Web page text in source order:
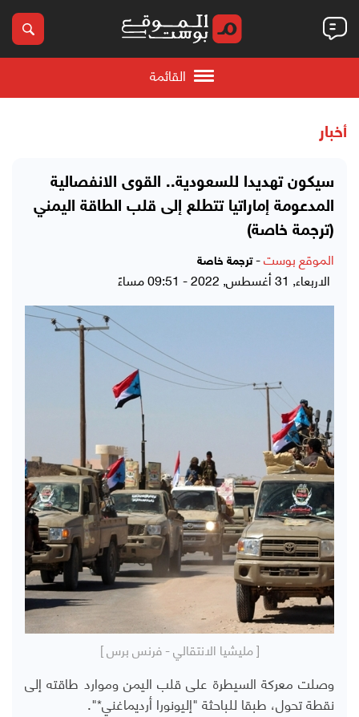
القائمة
أخبار
سيكون تهديدا للسعودية.. القوى الانفصالية
المدعومة إماراتيا تتطلع إلى قلب الطاقة اليمني
(ترجمة خاصة)
الموقع بوست-ترجمة خاصة
الاربعاء, 31 أغسطس, 2022 - 09:51 مساءً
[ مليشيا الانتقالي - فرنس برس ]
وصلت معركة السيطرة على قلب اليمن وموارد طاقته إلى
نقطة تحول، طبقا للباحثة "إليونورا أرديماغني*".